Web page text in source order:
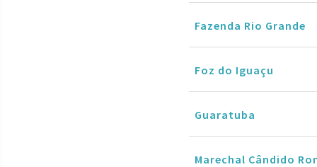
Fazenda Rio Grande
Foz do Iguaçu
Guaratuba
Marechal Cândido